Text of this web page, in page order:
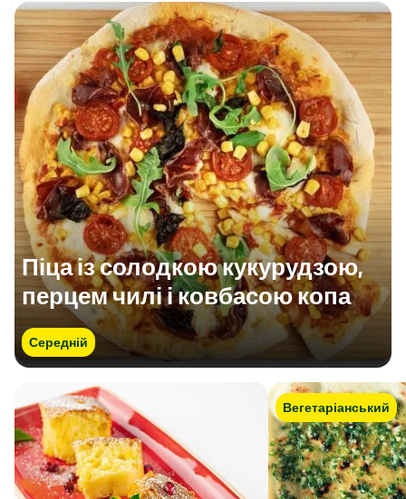
Піца із солодкою кукурудзою,
перцем чилі і ковбасою копа
Середній
Вегетаріанський